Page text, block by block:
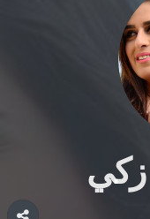
زكي